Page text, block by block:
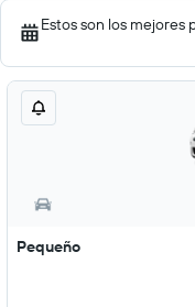
Estos son los mejores
Pequeño